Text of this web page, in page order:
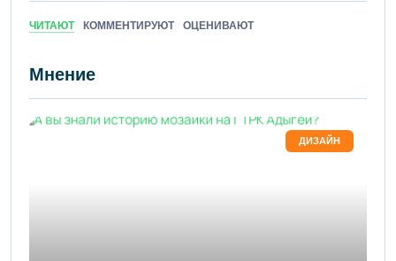
ЧИТАЮТ КОММЕНТИРУЮТ ОЦЕНИВАЮТ
Мнение
ДИЗАЙН